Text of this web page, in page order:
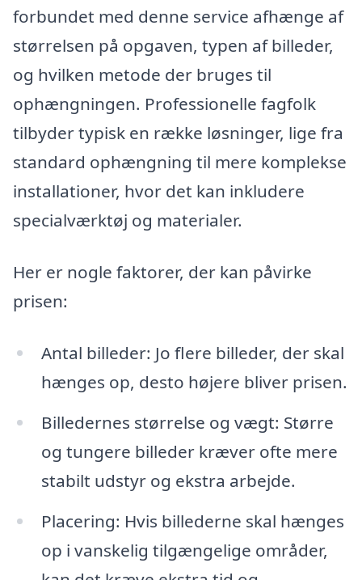
forbundet med denne service afhænge af
størrelsen på opgaven, typen af billeder,
og hvilken metode der bruges til
ophængningen. Professionelle fagfolk
tilbyder typisk en række løsninger, lige fra
standard ophængning til mere komplekse
installationer, hvor det kan inkludere
specialværktøj og materialer.
Her er nogle faktorer, der kan påvirke
prisen:
Antal billeder: Jo flere billeder, der skal
hænges op, desto højere bliver prisen.
Billedernes størrelse og vægt: Større
og tungere billeder kræver ofte mere
stabilt udstyr og ekstra arbejde.
Placering: Hvis billederne skal hænges
op i vanskelig tilgængelige områder,